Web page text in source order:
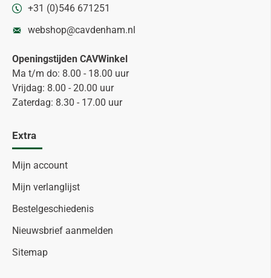
+31 (0)546 671251
webshop@cavdenham.nl
Openingstijden CAVWinkel
Ma t/m do: 8.00 - 18.00 uur
Vrijdag: 8.00 - 20.00 uur
Zaterdag: 8.30 - 17.00 uur
Extra
Mijn account
Mijn verlanglijst
Bestelgeschiedenis
Nieuwsbrief aanmelden
Sitemap